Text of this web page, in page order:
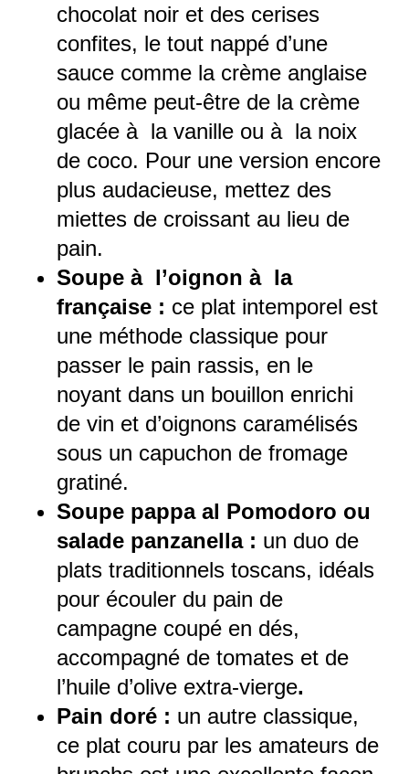
chocolat noir et des cerises
confites, le tout nappé d’une
sauce comme la crème anglaise
ou même peut-être de la crème
glacée à la vanille ou à la noix
de coco. Pour une version encore
plus audacieuse, mettez des
miettes de croissant au lieu de
pain.
Soupe à l’oignon à la
française : ce plat intemporel est
une méthode classique pour
passer le pain rassis, en le
noyant dans un bouillon enrichi
de vin et d’oignons caramélisés
sous un capuchon de fromage
gratiné.
Soupe pappa al Pomodoro ou
salade panzanella : un duo de
plats traditionnels toscans, idéals
pour écouler du pain de
campagne coupé en dés,
accompagné de tomates et de
l’huile d’olive extra-vierge.
Pain doré : un autre classique,
ce plat couru par les amateurs de